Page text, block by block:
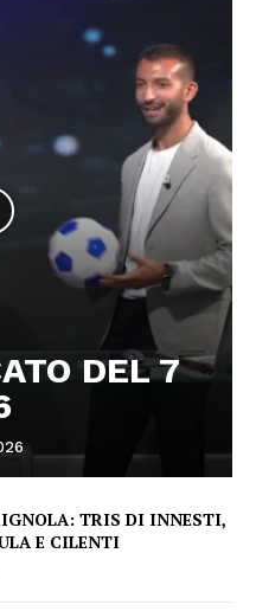
DEL 7
TRIS DI INNESTI,
E CILENTI